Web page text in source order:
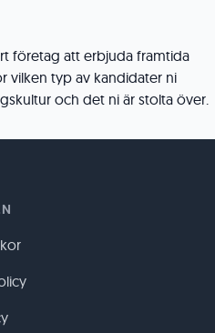
företag att erbjuda framtida
vilken typ av kandidater ni
och det ni är stolta över.